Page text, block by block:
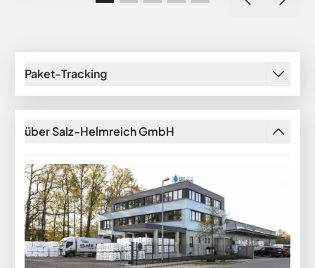
Paket-Tracking
über Salz-Helmreich GmbH